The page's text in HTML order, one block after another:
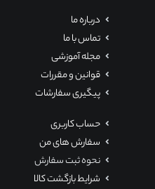
درباره ما
تماس با ما
مجله آموزشی
قوانین و مقررات
پیگیری سفارشات
حساب کاربری
سفارش های من
نحوه ثبت سفارش
شرایط بازگشت کالا